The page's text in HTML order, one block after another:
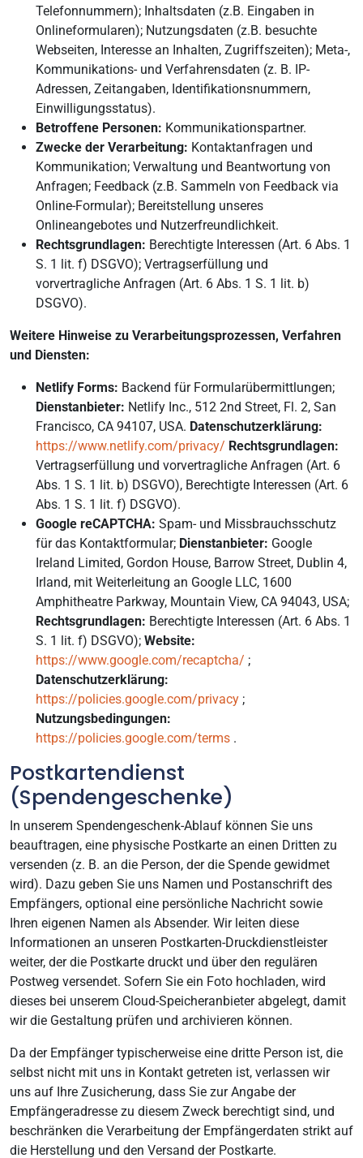
Telefonnummern); Inhaltsdaten (z.B. Eingaben in
Onlineformularen); Nutzungsdaten (z.B. besuchte
Webseiten, Interesse an Inhalten, Zugriffszeiten); Meta-,
Kommunikations- und Verfahrensdaten (z. B. IP-
Adressen, Zeitangaben, Identifikationsnummern,
Einwilligungsstatus).
Betroffene Personen: Kommunikationspartner.
Zwecke der Verarbeitung: Kontaktanfragen und
Kommunikation; Verwaltung und Beantwortung von
Anfragen; Feedback (z.B. Sammeln von Feedback via
Online-Formular); Bereitstellung unseres
Onlineangebotes und Nutzerfreundlichkeit.
Rechtsgrundlagen: Berechtigte Interessen (Art. 6 Abs. 1
S. 1 lit. f) DSGVO); Vertragserfüllung und
vorvertragliche Anfragen (Art. 6 Abs. 1 S. 1 lit. b)
DSGVO).
Weitere Hinweise zu Verarbeitungsprozessen, Verfahren
und Diensten:
Netlify Forms: Backend für Formularübermittlungen;
Dienstanbieter: Netlify Inc., 512 2nd Street, Fl. 2, San
Francisco, CA 94107, USA. Datenschutzerklärung:
https://www.netlify.com/privacy/ Rechtsgrundlagen:
Vertragserfüllung und vorvertragliche Anfragen (Art. 6
Abs. 1 S. 1 lit. b) DSGVO), Berechtigte Interessen (Art. 6
Abs. 1 S. 1 lit. f) DSGVO).
Google reCAPTCHA: Spam- und Missbrauchsschutz
für das Kontaktformular; Dienstanbieter: Google
Ireland Limited, Gordon House, Barrow Street, Dublin 4,
Irland, mit Weiterleitung an Google LLC, 1600
Amphitheatre Parkway, Mountain View, CA 94043, USA;
Rechtsgrundlagen: Berechtigte Interessen (Art. 6 Abs. 1
S. 1 lit. f) DSGVO); Website:
https://www.google.com/recaptcha/ ;
Datenschutzerklärung:
https://policies.google.com/privacy ;
Nutzungsbedingungen:
https://policies.google.com/terms .
Postkartendienst
(Spendengeschenke)
In unserem Spendengeschenk-Ablauf können Sie uns
beauftragen, eine physische Postkarte an einen Dritten zu
versenden (z. B. an die Person, der die Spende gewidmet
wird). Dazu geben Sie uns Namen und Postanschrift des
Empfängers, optional eine persönliche Nachricht sowie
Ihren eigenen Namen als Absender. Wir leiten diese
Informationen an unseren Postkarten-Druckdienstleister
weiter, der die Postkarte druckt und über den regulären
Postweg versendet. Sofern Sie ein Foto hochladen, wird
dieses bei unserem Cloud-Speicheranbieter abgelegt, damit
wir die Gestaltung prüfen und archivieren können.
Da der Empfänger typischerweise eine dritte Person ist, die
selbst nicht mit uns in Kontakt getreten ist, verlassen wir
uns auf Ihre Zusicherung, dass Sie zur Angabe der
Empfängeradresse zu diesem Zweck berechtigt sind, und
beschränken die Verarbeitung der Empfängerdaten strikt auf
die Herstellung und den Versand der Postkarte.